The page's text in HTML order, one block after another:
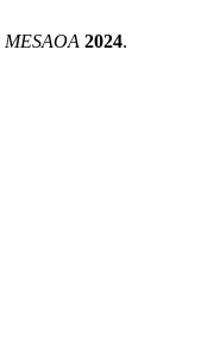
MESAOA 2024.